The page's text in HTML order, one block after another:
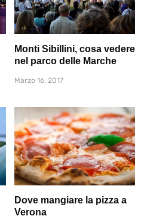
Monti Sibillini, cosa vedere
nel parco delle Marche
Marzo 16, 2017
Dove mangiare la pizza a
Verona